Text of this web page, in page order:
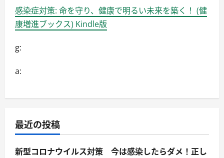
に
つ
い
て
感染症対策: 命を守り、健康で明るい未来を築く！ (健
康増進ブックス) Kindle版
g:
a:
最近の投稿
新型コロナウイルス対策 今は感染したらダメ！正し